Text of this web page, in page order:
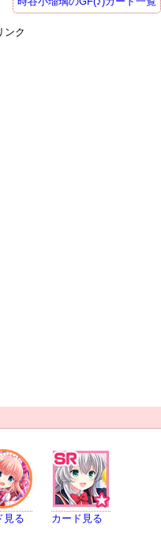
ンク
見る カード見る